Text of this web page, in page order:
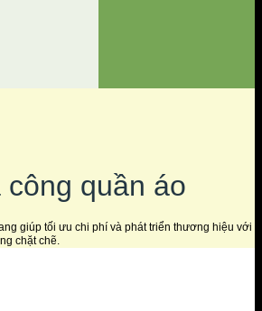
quần áo
giúp tối ưu chi phí và phát triển thương hiệu với
chặt chẽ.